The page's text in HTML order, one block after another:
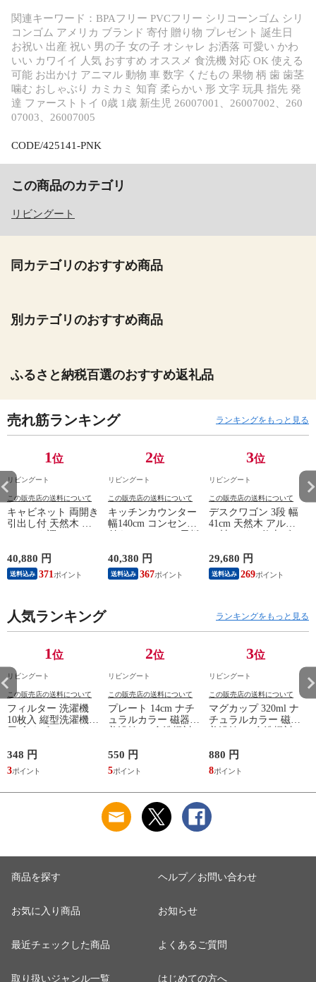
関連キーワード：BPAフリー PVCフリー シリコーンゴム シリ
コンゴム アメリカ ブランド 寄付 贈り物 プレゼント 誕生日
お祝い 出産 祝い 男の子 女の子 オシャレ お洒落 可愛い かわ
いい カワイイ 人気 おすすめ オススメ 食洗機 対応 OK 使える
可能 お出かけ アニマル 動物 車 数字 くだもの 果物 柄 歯 歯茎
噛む おしゃぶり カミカミ 知育 柔らかい 形 文字 玩具 指先 発
達 ファーストトイ 0歳 1歳 新生児 26007001、26007002、260
07003、26007005
CODE/425141-PNK
この商品のカテゴリ
リビングート
同カテゴリのおすすめ商品
別カテゴリのおすすめ商品
ふるさと納税百選のおすすめ返礼品
売れ筋ランキング ランキングをもっと見る
1位
リビングート
この販売店の送料について
キャビネット 両開き
引出し付 天然木 エ
収納 食器棚 収納 キ
ッチン 飾り棚 完成
品 キッチンキャビネ
れ ）
40,880 円
送料込み 371
2位
リビングート
この販売店の送料について
キッチンカウンター
幅140cm コンセント
ー 作業台 家電ラッ
ク 収納 可動棚 お掃
除ロボット対応 食器
40,380 円
送料込み 367
3位
リビングート
この販売店の送料について
デスクワゴン 3段 幅
41cm 天然木 アルダ
ワゴン 袖机 収納 キ
ャスター付き ワゴン
脇机 シンプル デス
し 小物収納 木製 木
29,680 円
送料込み 269
人気ランキング ランキングをもっと見る
1位
リビングート
この販売店の送料について
フィルター 洗濯機
10枚入 縦型洗濯機専
ミ取り 糸くず ゴミ
使い捨て 抗菌 洗濯
くず取り 排水口 ご
348 円
3
2位
リビングート
この販売店の送料について
プレート 14cm ナチ
ュラルカラー 磁器
ケーキ皿 デザート皿
取り皿 小皿 日本製
デザートプレート ケ
しゃれ ） 【アッシ
ュ】
550 円
5
3位
リビングート
この販売店の送料について
マグカップ 320ml ナ
チュラルカラー 磁器
マグ コップ カップ
コーヒー 紅茶 珈琲
カフェオレ ミルク
880 円
8
商品を探す
お気に入り商品
最近チェックした商品
取り扱いジャンル一覧
ヘルプ／お問い合わせ
お知らせ
よくあるご質問
はじめての方へ